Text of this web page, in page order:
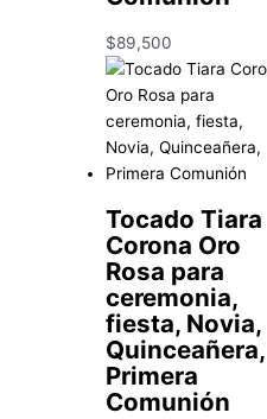
$89,500
Tocado Tiara
Corona Oro
Rosa para
ceremonia,
fiesta, Novia,
Quinceañera,
Primera
Comunión